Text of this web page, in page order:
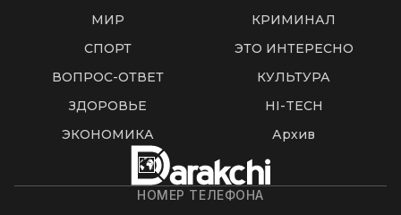
МИР
КРИМИНАЛ
СПОРТ
ЭТО ИНТЕРЕСНО
ВОПРОС-ОТВЕТ
КУЛЬТУРА
ЗДОРОВЬЕ
HI-TECH
ЭКОНОМИКА
Архив
НОМЕР ТЕЛЕФОНА